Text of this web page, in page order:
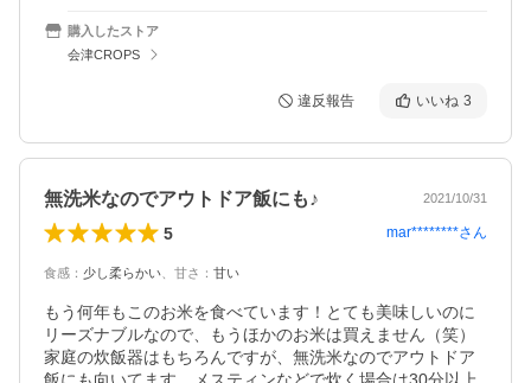
購入したストア
会津CROPS
違反報告 いいね 3
無洗米なのでアウトドア飯にも♪ 2021/10/31
5 mar********さん
食感 ： 少し柔らかい 甘さ ： 甘い
もう何年もこのお米を食べています！とても美味しいのに
リーズナブルなので、もうほかのお米は買えません（笑）
家庭の炊飯器はもちろんですが、無洗米なのでアウトドア